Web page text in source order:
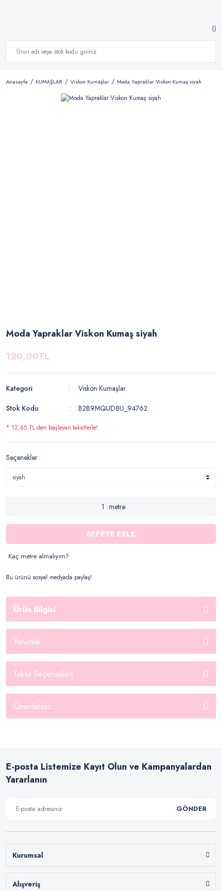
Anasayfa KUMAŞLAR Viskon Kumaşlar Moda Yapraklar Viskon Kumaş siyah
Moda Yapraklar Viskon Kumaş siyah
120,00TL
Kategori
Viskon Kumaşlar
Stok Kodu
B2B9MQUD8U_94762
* 12,65 TL den başlayan taksitlerle!
Seçenekler
metre
SEPETE EKLE
Kaç metre almalıyım?
Bu ürünü sosyal medyada paylaş!
Ürün Bilgisi
Yorumlar
Taksit Seçenekleri
Önerileriniz
E-posta Listemize Kayıt Olun ve Kampanyalardan
Yararlanın
GÖNDER
Kurumsal
Alışveriş